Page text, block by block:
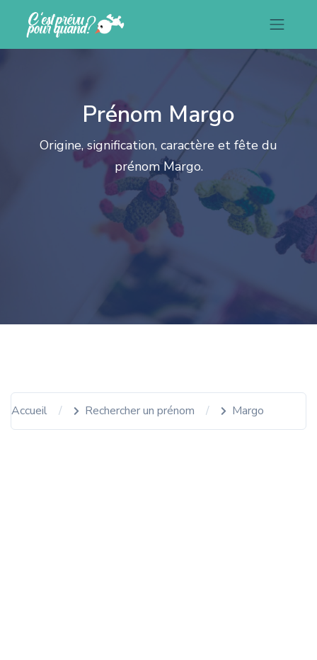
Prénom Margo
Origine, signification, caractère et fête du
prénom Margo.
Accueil Rechercher un prénom Margo